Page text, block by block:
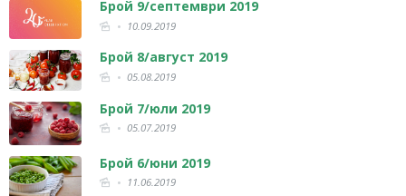
Брой 9/септември 2019
10.09.2019
Брой 8/август 2019
05.08.2019
Брой 7/юли 2019
05.07.2019
Брой 6/юни 2019
11.06.2019